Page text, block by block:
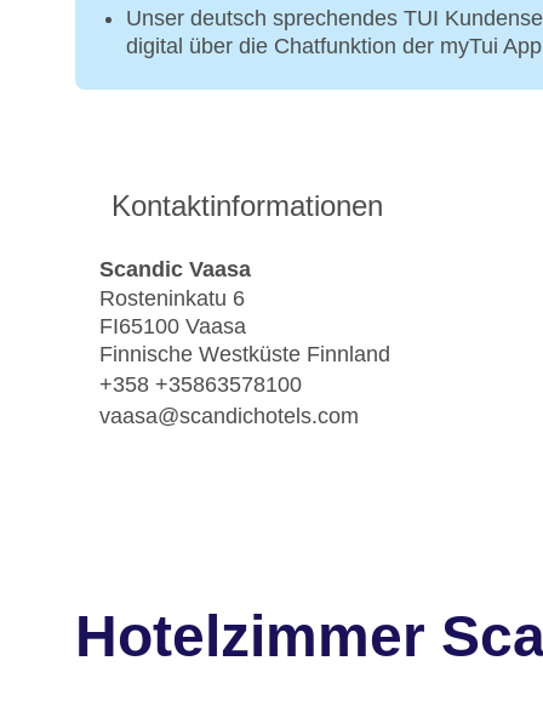
Unser deutsch sprechendes TUI
digital über die Chatfunktion der myTui
Kontaktinformationen
Scandic Vaasa
Rosteninkatu 6
FI65100 Vaasa
Finnische Westküste Finnland
+358 +35863578100
vaasa@scandichotels.com
Hotelzimmer